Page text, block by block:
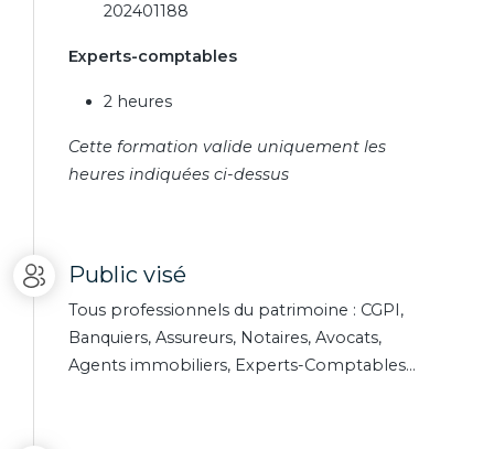
202401188
Experts-comptables
2 heures
Cette formation valide uniquement les
heures indiquées ci-dessus
Public visé
Tous professionnels du patrimoine : CGPI,
Banquiers, Assureurs, Notaires, Avocats,
Agents immobiliers, Experts-Comptables…